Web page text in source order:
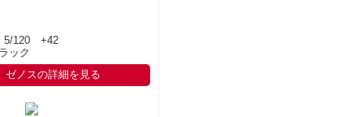
5/120 +42
ック
ゼノスの詳細を見る